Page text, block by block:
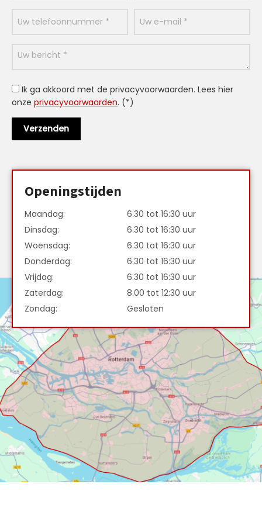
Ik ga akkoord met de privacyvoorwaarden. Lees hier
onze privacyvoorwaarden. (*)
Openingstijden
Maandag:
6.30 tot 16:30 uur
Dinsdag:
6.30 tot 16:30 uur
Woensdag:
6.30 tot 16:30 uur
Donderdag:
6.30 tot 16:30 uur
Vrijdag:
6.30 tot 16:30 uur
Zaterdag:
8.00 tot 12:30 uur
Zondag:
Gesloten